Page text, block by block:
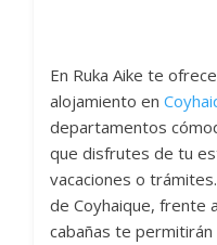
En Ruka Aike te
alojamiento en
departamentos
que disfrutes de tu
vacaciones o
de Coyhaique, frente
cabañas te